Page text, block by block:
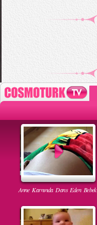
Anne Karnında Dans Eden Bebek